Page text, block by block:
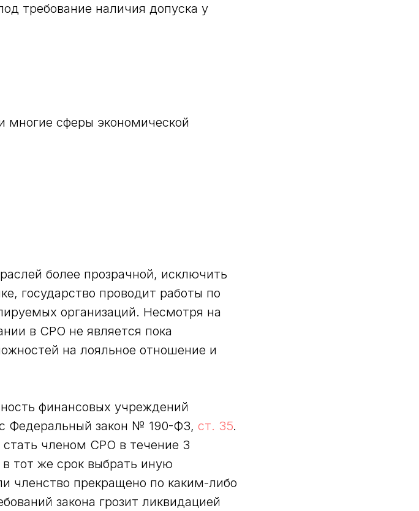
требование наличия допуска у
многие сферы экономической
более прозрачной, исключить
государство проводит работы по
организаций. Несмотря на
в СРО не является пока
на лояльное отношение и
финансовых учреждений
Федеральный закон № 190-ФЗ, ст. 35.
членом СРО в течение 3
тот же срок выбрать иную
членство прекращено по каким-либо
закона грозит ликвидацией